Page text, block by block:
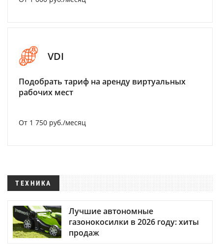
VDI
Подобрать тариф на аренду виртуальных
рабочих мест
От 1 750 руб./месяц
ТЕХНИКА
Лучшие автономные
газонокосилки в 2026 году: хиты
продаж